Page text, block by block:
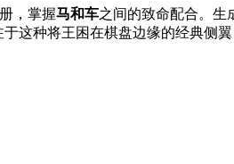
，掌握马和车之间的致命配合。生
这种将王困在棋盘边缘的经典侧翼